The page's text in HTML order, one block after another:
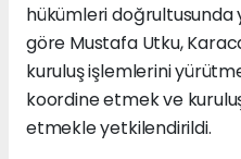
hükümleri
göre Mustafa Utku,
kuruluş işlemlerini
koordine etmek ve
etmekle yetkilendirildi.